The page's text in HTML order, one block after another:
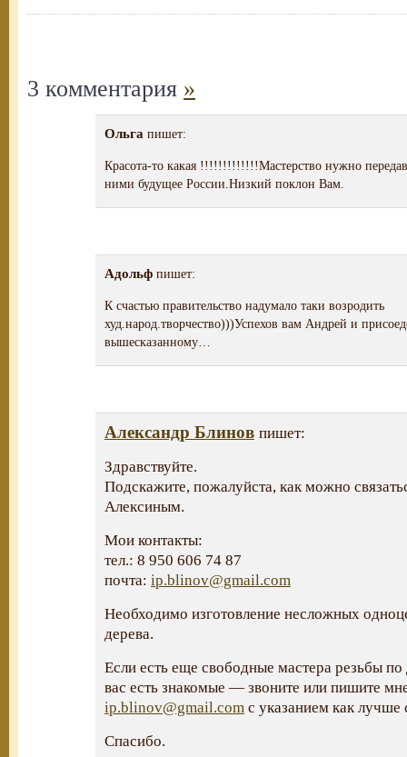
3 комментария »
Ольга пишет:
Красота-то какая !!!!!!!!!!!!!Мастерство нужно
ними будущее России.Низкий поклон Вам.
Адольф пишет:
К счастью правительство надумало таки возродить
худ.народ.творчество)))Успехов вам Андрей и
вышесказанному…
Александр Блинов пишет:
Здравствуйте.
Подскажите, пожалуйста, как можно
Алексиным.
Мои контакты:
тел.: 8 950 606 74 87
почта: ip.blinov@gmail.com
Необходимо изготовление несложных
дерева.
Если есть еще свободные мастера резьбы
вас есть знакомые — звоните или пишите
ip.blinov@gmail.com с указанием как лучше
Спасибо.